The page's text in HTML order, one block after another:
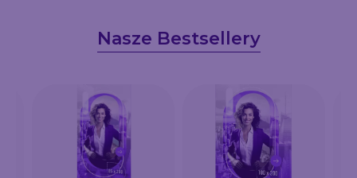
Nasze Bestsellery